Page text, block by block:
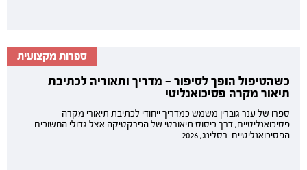
ספרות מקצועית
כשהטיפול הופך לסיפור — מדריך ותאוריה לכתיבת
תיאור מקרה פסיכואנליטי
ספרו של ענר גוברין משמש כמדריך ייחודי לכתיבת תיאורי מקרה
פסיכואנליטיים, דרך ביסוס תיאורטי של הפרקטיקה אצל גדולי החשובים
הפסיכואנליטיים. רסלינג, 2026.